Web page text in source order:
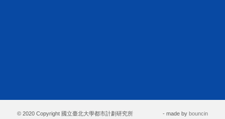
© 2020 Copyright 國立臺北大學都市計劃研究所 - made bybouncin